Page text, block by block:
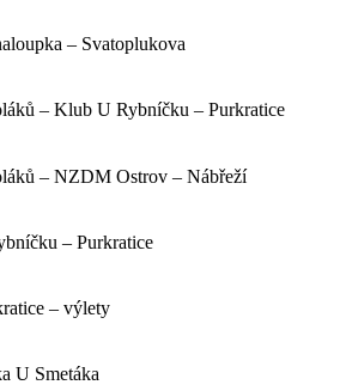
– Svatoplukova
– Klub U Rybníčku – Purkratice
– NZDM Ostrov – Nábřeží
– Purkratice
– výlety
U Smetáka